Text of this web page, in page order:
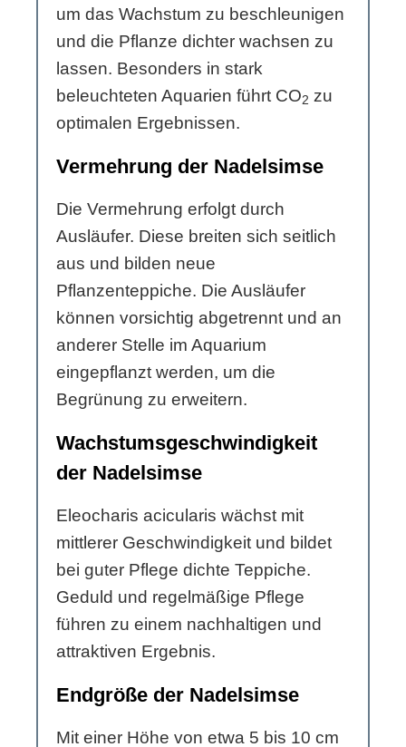
um das Wachstum zu beschleunigen
und die Pflanze dichter wachsen zu
lassen. Besonders in stark
beleuchteten Aquarien führt CO2 zu
optimalen Ergebnissen.
Vermehrung der Nadelsimse
Die Vermehrung erfolgt durch
Ausläufer. Diese breiten sich seitlich
aus und bilden neue
Pflanzenteppiche. Die Ausläufer
können vorsichtig abgetrennt und an
anderer Stelle im Aquarium
eingepflanzt werden, um die
Begrünung zu erweitern.
Wachstumsgeschwindigkeit
der Nadelsimse
Eleocharis acicularis wächst mit
mittlerer Geschwindigkeit und bildet
bei guter Pflege dichte Teppiche.
Geduld und regelmäßige Pflege
führen zu einem nachhaltigen und
attraktiven Ergebnis.
Endgröße der Nadelsimse
Mit einer Höhe von etwa 5 bis 10 cm